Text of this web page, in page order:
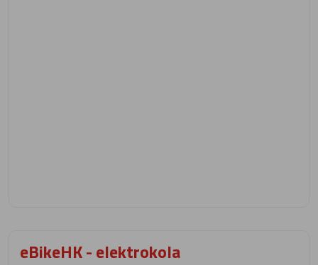
eBikeHK - elektrokola